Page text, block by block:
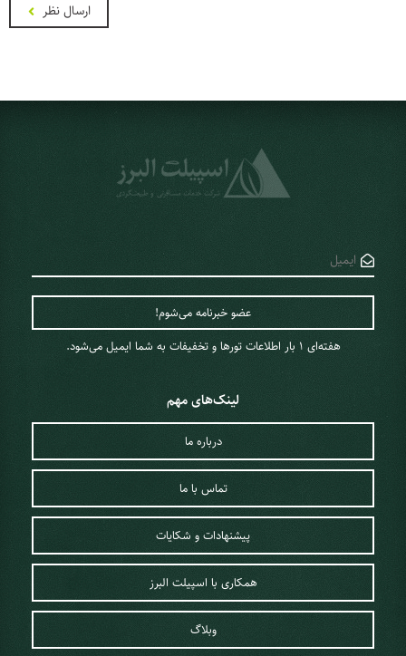
ارسال نظر
هفته‌ای 1 ‌بار اطلاعات تورها و تخفیفات به شما ایمیل می‌شود.
لینک‌های مهم
درباره ما
تماس با ما
پیشنهادات و شکایات
همکاری با اسپیلت البرز
وبلاگ